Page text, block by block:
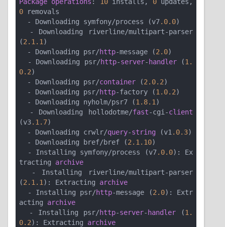
0 removals
  - Downloading symfony/process (v7
.0.0)
(2.1 .1 )
  - Downloading psr/
http-message (2.0)
  - Downloading psr/
http-server-handler (1.
0.2)
  - Downloading psr/
container (2.0.2)
  - Downloading psr/
http-factory (1.0.2)
  - Downloading nyholm/psr7 (
1.8.1 )
  - Downloading hollodotme/
fast-cgi-client
(v3.1 .7)
  - Downloading crwlr/
query-string (v1 .0.3)
  - Downloading bref/bref (
2.1 .10)
  - Installing symfony/process (v7
.0.0): Ex
tracting archive
(2.1 .1 ): Extracting archive
  - Installing psr/
http-message (2.0): Extr
acting archive
  - Installing psr/
http-server-handler (1.
0.2): Extracting archive